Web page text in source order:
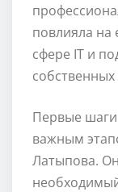
повлияла
сфере IT и
Первые
важным
Латыпова.